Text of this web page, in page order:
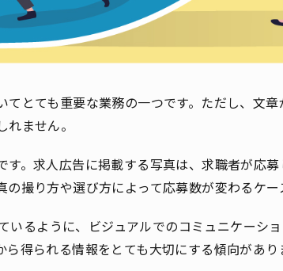
とても重要な業務の一つです。ただし、文章
ません。
。求人広告に掲載する写真は、求職者が応募
撮り方や選び方によって応募数が変わるケー
るように、ビジュアルでのコミュニケーシ
得られる情報をとても大切にする傾向があり